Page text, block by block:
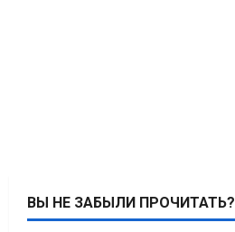
ВЫ НЕ ЗАБЫЛИ ПРОЧИТАТЬ?